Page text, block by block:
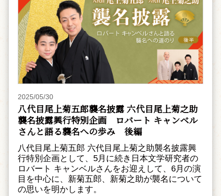
2025/05/30
八代目尾上菊五郎襲名披露 六代目尾上菊之助
襲名披露興行特別企画 ――ロバート キャンベル
さんと語る襲名への歩み 後編
八代目尾上菊五郎 六代目尾上菊之助襲名披露興
行特別企画として、5月に続き日本文学研究者の
ロバート キャンベルさんをお迎えして、6月の演
目を中心に、新菊五郎、新菊之助が襲名について
の思いを明かします。